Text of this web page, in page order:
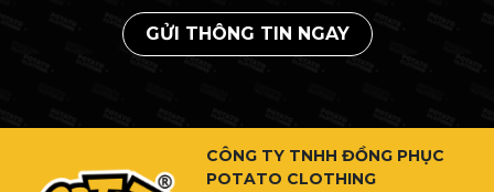
GỬI THÔNG TIN NGAY
CÔNG TY TNHH ĐỒNG PHỤC
POTATO CLOTHING